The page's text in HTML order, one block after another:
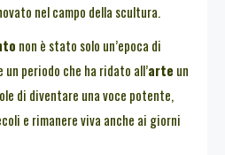
nel campo della scultura.
non è stato solo un’epoca di
un periodo che ha ridato all’arte un
di diventare una voce potente,
e rimanere viva anche ai giorni